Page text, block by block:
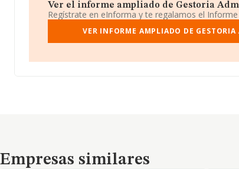
Ver el informe ampliado de Gestoria
Regístrate en eInforma y te regalamos el
VER INFORME AMPLIADO DE
Empresas similares
Empresas similares